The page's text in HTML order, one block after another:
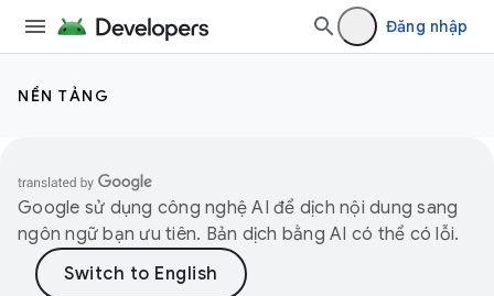
Đăng nhập
NỀN TẢNG
Google sử dụng công nghệ AI để dịch nội dung sang
ngôn ngữ bạn ưu tiên. Bản dịch bằng AI có thể có lỗi.